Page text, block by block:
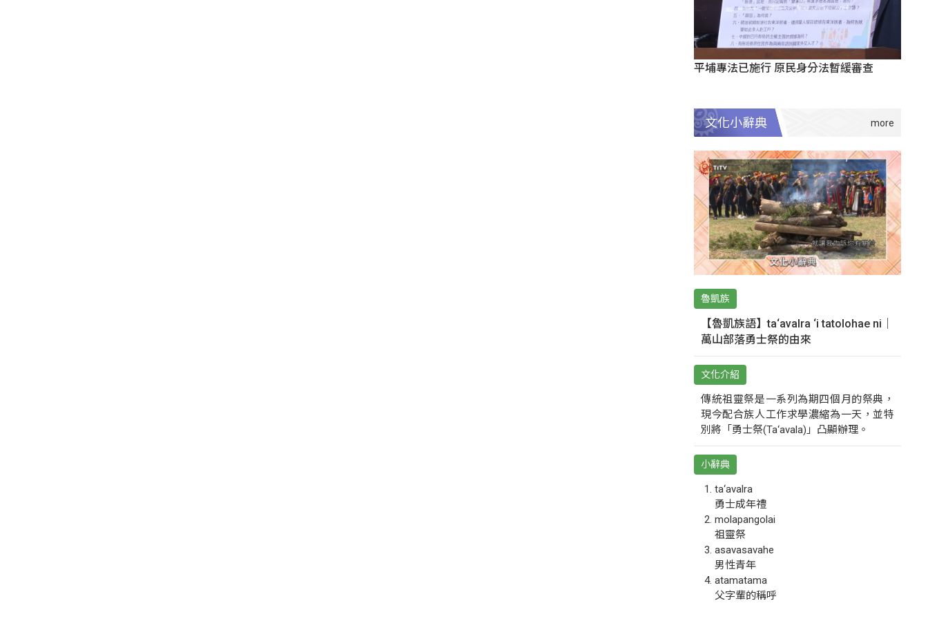
平埔專法已施行 原民身分法暫緩審查
文化小辭典
魯凱族
【魯凱族語】ta‘avalra ‘i tatolohae ni｜
萬山部落勇士祭的由來
文化介紹
傳統祖靈祭是一系列為期四個月的祭典，
現今配合族人工作求學濃縮為一天，並特
別將「勇士祭(Ta‘avala)」凸顯辦理。
小辭典
ta‘avalra
勇士成年禮
molapangolai
祖靈祭
asavasavahe
男性青年
atamatama
父字輩的稱呼